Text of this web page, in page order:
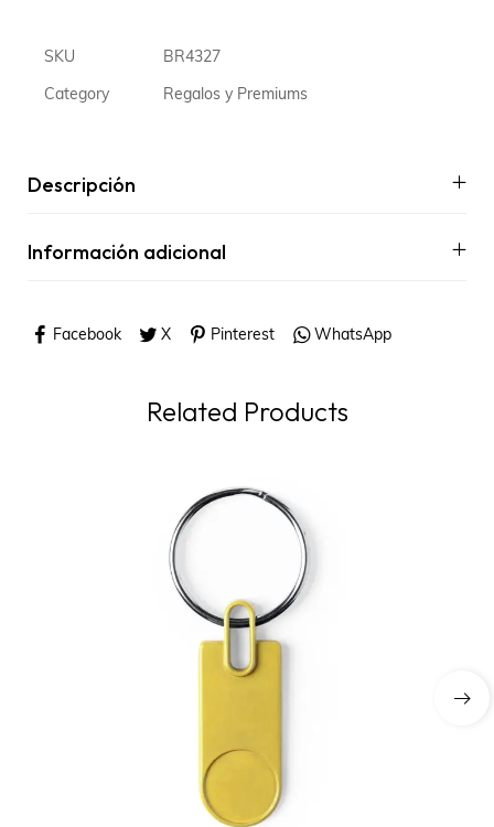
SKU BR4327
Category Regalos y Premiums
Descripción
Información adicional
Facebook X Pinterest WhatsApp
Related Products